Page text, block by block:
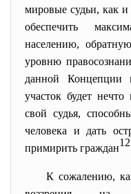
мировые судьи, как
обеспечить
населению,
уровню
данной Концепции
участок будет
свой судья,
человека и дать
примирить граждан12
К сожалению,